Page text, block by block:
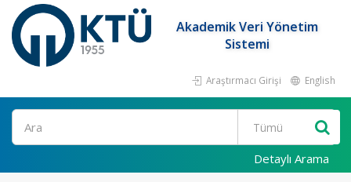
Akademik Veri Yönetim
Sistemi
Araştırmacı Girişi English
Ara
Detaylı Arama